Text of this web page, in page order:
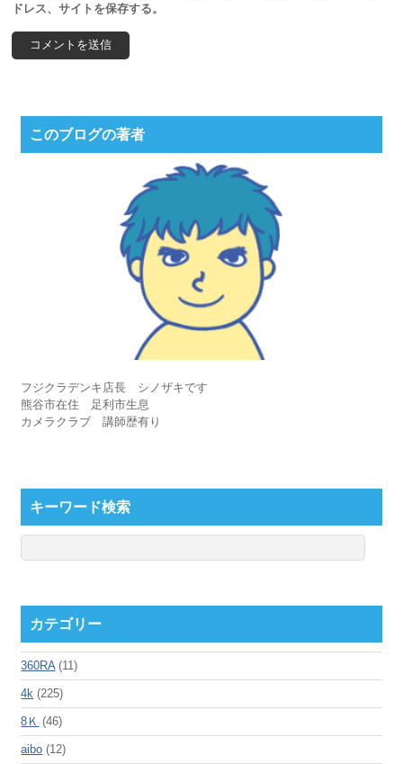
ドレス、サイトを保存する。
このブログの著者
フジクラデンキ店長 シノザキです
熊谷市在住 足利市生息
カメラクラブ 講師歴有り
キーワード検索
カテゴリー
360RA(11)
4k (225)
8Ｋ (46)
aibo (12)